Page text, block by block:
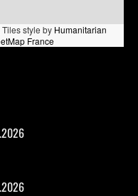
style by Humanitarian
France